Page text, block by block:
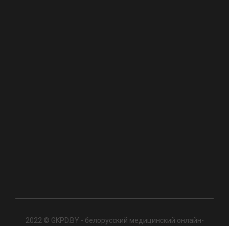
2022 © GKPD.BY - белорусский медицинский онлайн-